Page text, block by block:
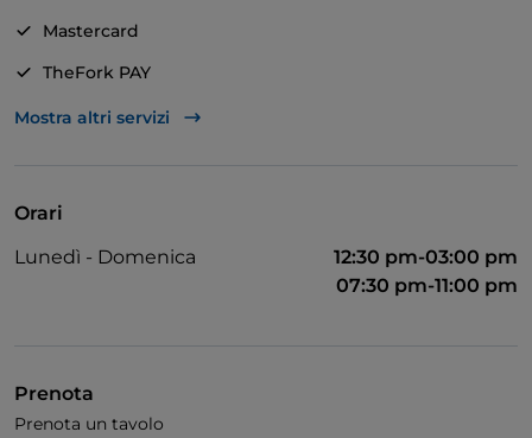
l'atmosfera piacevole e tranquilla. In alcuni periodi
dell'anno, gli ospiti vengono accolti nel giardino
Mastercard
TheFork PAY
Unionpay via TheFork PAY
Mostra altri servizi
Orari
Lunedì - Domenica
12:30 pm-03:00 pm
07:30 pm-11:00 pm
Prenota
Prenota un tavolo